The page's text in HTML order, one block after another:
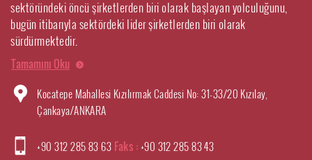
sektöründeki öncü şirketlerden biri olarak başlayan yolculuğunu,
bugün itibarıyla sektördeki lider şirketlerden biri olarak
sürdürmektedir.
Tamamını Oku
Kocatepe Mahallesi Kızılırmak Caddesi No: 31-33/20 Kızılay,
Çankaya/ANKARA
+90 312 285 83 63 Faks :+90 312 285 83 43